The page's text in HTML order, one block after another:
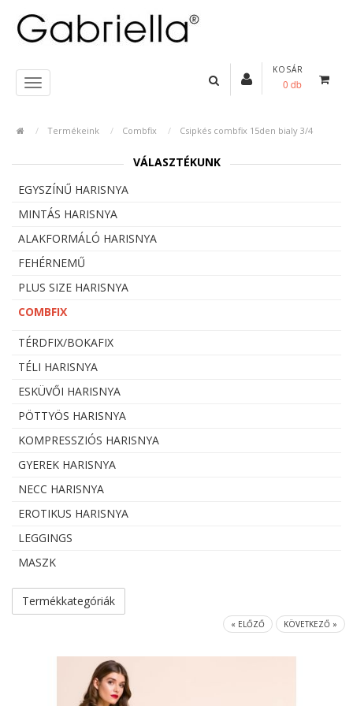
KOSÁR
0 db
Termékeink Combfix Csipkés combfix 15den bialy 3/4
VÁLASZTÉKUNK
EGYSZÍNŰ HARISNYA
MINTÁS HARISNYA
ALAKFORMÁLÓ HARISNYA
FEHÉRNEMŰ
PLUS SIZE HARISNYA
COMBFIX
TÉRDFIX/BOKAFIX
TÉLI HARISNYA
ESKÜVŐI HARISNYA
PÖTTYÖS HARISNYA
KOMPRESSZIÓS HARISNYA
GYEREK HARISNYA
NECC HARISNYA
EROTIKUS HARISNYA
LEGGINGS
MASZK
Termékkategóriák
« ELŐZŐ KÖVETKEZŐ »